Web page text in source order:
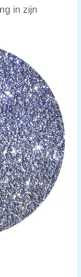
in zijn